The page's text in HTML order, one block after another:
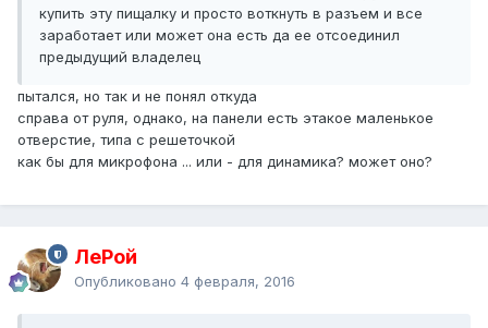
купить эту пищалку и просто воткнуть в разъем и все
заработает или может она есть да ее отсоединил
предыдущий владелец
пытался, но так и не понял откуда
справа от руля, однако, на панели есть этакое маленькое
отверстие, типа с решеточкой
как бы для микрофона ... или - для динамика? может оно?
ЛеРой
Опубликовано 4 февраля, 2016